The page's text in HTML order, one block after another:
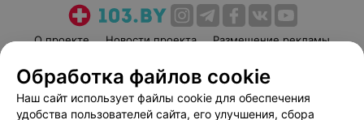
О проекте Новости проекта
Размещение рекламы
Пользовательское соглашение
Способы оплаты
Вакансии
Партнеры
Обработка файлов cookie
Наш сайт использует файлы cookie для обеспечения
удобства пользователей сайта, его улучшения, сбора